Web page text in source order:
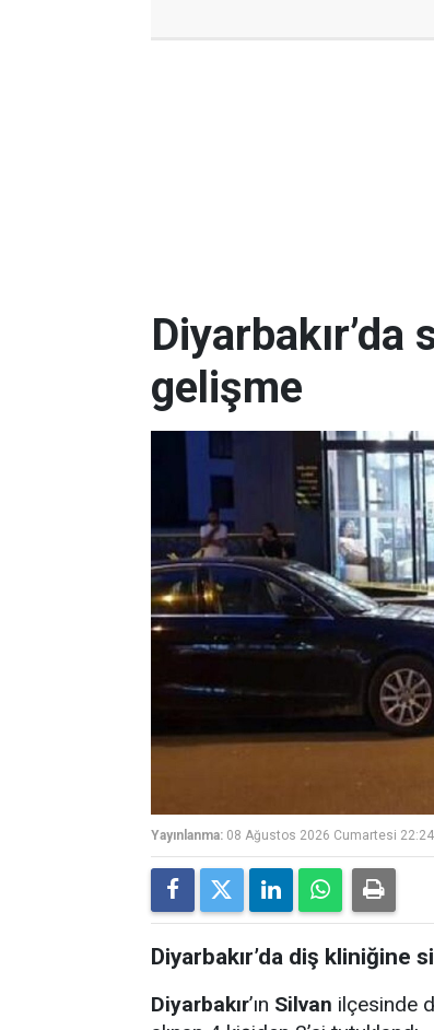
Diyarbakır’da
gelişme
Yayınlanma: 08 Ağustos 2026 Cumartesi 22:24
Diyarbakır’da diş kliniğine
Diyarbakır’ın Silvan ilçesinde